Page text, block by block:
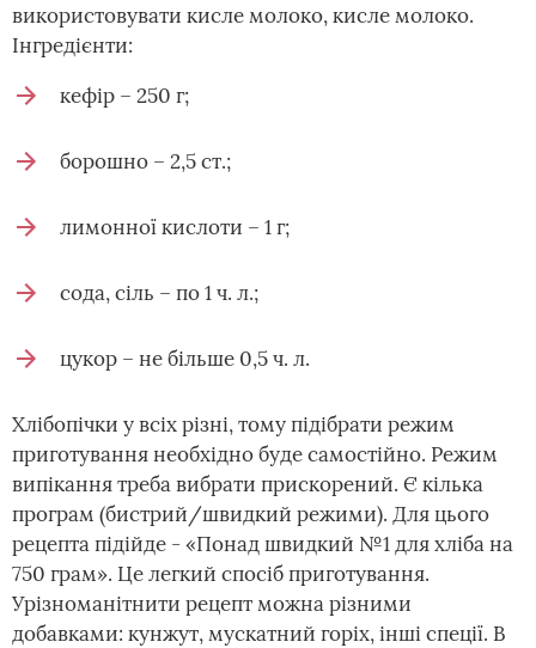
використовувати кисле молоко, кисле молоко.
Інгредієнти:
кефір – 250 г;
борошно – 2,5 ст.;
лимонної кислоти – 1 г;
сода, сіль – по 1 ч. л.;
цукор – не більше 0,5 ч. л.
Хлібопічки у всіх різні, тому підібрати режим
приготування необхідно буде самостійно. Режим
випікання треба вибрати прискорений. Є кілька
програм (бистрий/швидкий режими). Для цього
рецепта підійде - «Понад швидкий №1 для хліба на
750 грам». Це легкий спосіб приготування.
Урізноманітнити рецепт можна різними
добавками: кунжут, мускатний горіх, інші спеції. В